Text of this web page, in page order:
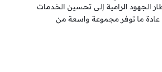
الجهود الرامية إلى تحسين الخدمات
عادة ما توفر مجموعة واسعة من